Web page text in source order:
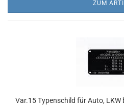
ZUM
Var.15 Typenschild für Auto,